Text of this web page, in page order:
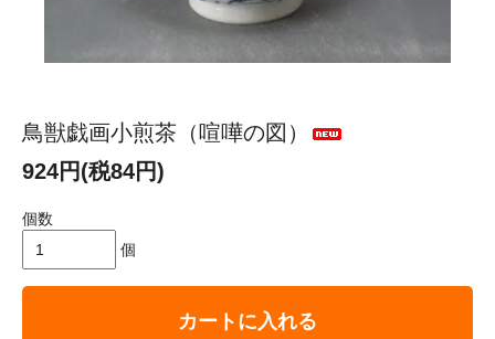
鳥獣戯画小煎茶（喧嘩の図）
924円(税84円)
個数
個
カートに入れる